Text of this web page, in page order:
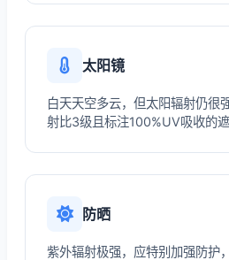
太阳镜
白天天空多云，但太阳辐射仍很
射比3级且标注100%UV吸收的
防晒
紫外辐射极强，应特别加强防护